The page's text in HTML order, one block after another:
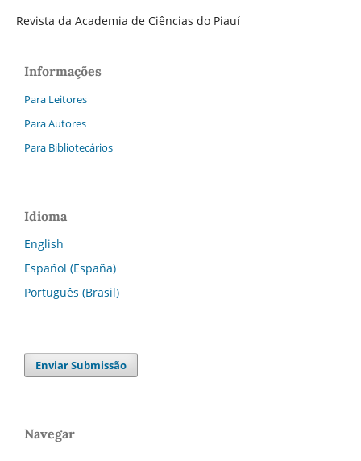
Revista da Academia de Ciências do Piauí
Informações
Para Leitores
Para Autores
Para Bibliotecários
Idioma
English
Español (España)
Português (Brasil)
Enviar Submissão
Navegar